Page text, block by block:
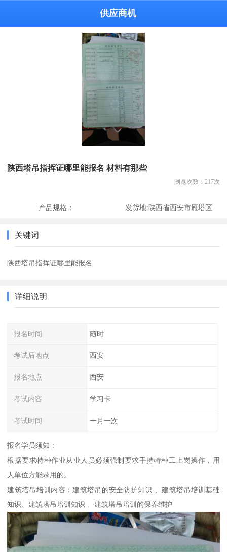
供应商机
陕西塔吊指挥证哪里能报名 材料有那些
浏览次数： 217次
产品规格： 发货地:陕西省西安市雁塔区
关键词
陕西塔吊指挥证哪里能报名
详细说明
报名时间 随时
考试后地点 西安
报名地点 西安
考试内容 学习卡
考试时间 一月一次
报名学员须知：
根据要求特种作业从业人员必须强制要求手持特种工上岗操作，用
人单位方能录用的。
建筑塔吊培训内容：建筑塔吊的安全防护知识 、建筑塔吊培训基础
知识、建筑塔吊培训知识 、建筑塔吊培训的保养维护